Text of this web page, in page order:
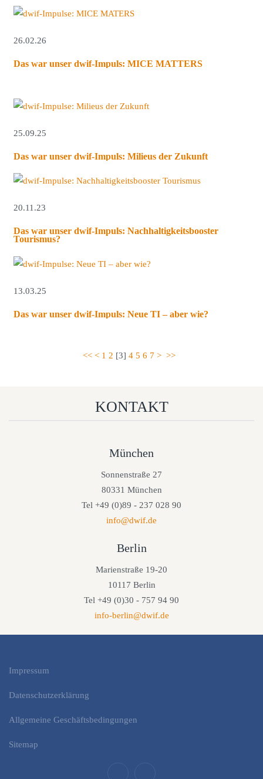
26.02.26
Das war unser dwif-Impuls: MICE MATTERS
25.09.25
Das war unser dwif-Impuls: Milieus der Zukunft
20.11.23
Das war unser dwif-Impuls: Nachhaltigkeitsbooster
Tourismus?
13.03.25
Das war unser dwif-Impuls: Neue TI – aber wie?
<< < 1 2 [3] 4 5 6 7 > >>
KONTAKT
München
Sonnenstraße 27
80331 München
Tel +49 (0)89 - 237 028 90
info@dwif.de
Berlin
Marienstraße 19-20
10117 Berlin
Tel +49 (0)30 - 757 94 90
info-berlin@dwif.de
Impressum
Datenschutzerklärung
Allgemeine Geschäftsbedingungen
Sitemap